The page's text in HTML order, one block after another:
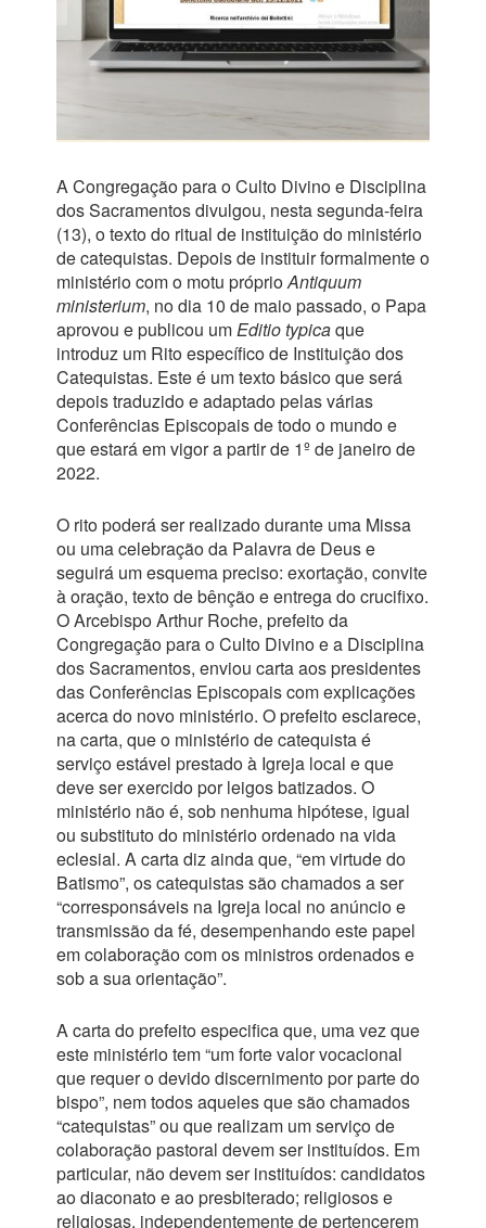
A Congregação para o Culto Divino e Disciplina
dos Sacramentos divulgou, nesta segunda-feira
(13), o texto do ritual de instituição do ministério
de catequistas. Depois de instituir formalmente o
ministério com o motu próprioAntiquum
ministerium, no dia 10 de maio passado, o Papa
aprovou e publicou umEditio typicaque
introduz um Rito específico de Instituição dos
Catequistas. Este é um texto básico que será
depois traduzido e adaptado pelas várias
Conferências Episcopais de todo o mundo e
que estará em vigor a partir de 1º de janeiro de
2022.
O rito poderá ser realizado durante uma Missa
ou uma celebração da Palavra de Deus e
seguirá um esquema preciso: exortação, convite
à oração, texto de bênção e entrega do crucifixo.
O Arcebispo Arthur Roche, prefeito da
Congregação para o Culto Divino e a Disciplina
dos Sacramentos, enviou carta aos presidentes
das Conferências Episcopais com explicações
acerca do novo ministério. O prefeito esclarece,
na carta, que o ministério de catequista é
serviço estável prestado à Igreja local e que
deve ser exercido por leigos batizados. O
ministério não é, sob nenhuma hipótese, igual
ou substituto do ministério ordenado na vida
eclesial. A carta diz ainda que, “em virtude do
Batismo”, os catequistas são chamados a ser
“corresponsáveis na Igreja local no anúncio e
transmissão da fé, desempenhando este papel
em colaboração com os ministros ordenados e
sob a sua orientação”.
A carta do prefeito especifica que, uma vez que
este ministério tem “um forte valor vocacional
que requer o devido discernimento por parte do
bispo”, nem todos aqueles que são chamados
“catequistas” ou que realizam um serviço de
colaboração pastoral devem ser instituídos. Em
particular, não devem ser instituídos: candidatos
ao diaconato e ao presbiterado; religiosos e
religiosas, independentemente de pertencerem